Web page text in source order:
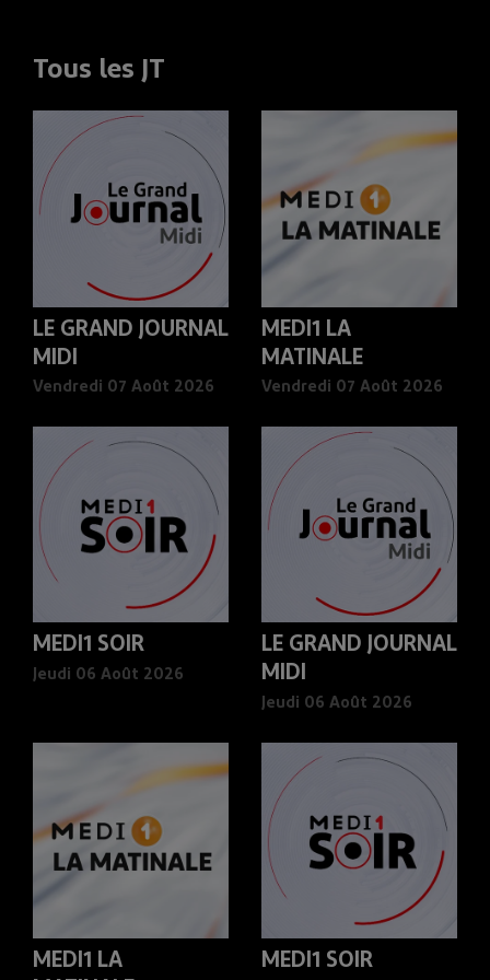
Tous les JT
LE GRAND JOURNAL
MIDI
Vendredi 07 Août 2026
MEDI1 LA
MATINALE
Vendredi 07 Août 2026
MEDI1 SOIR
Jeudi 06 Août 2026
LE GRAND JOURNAL
MIDI
Jeudi 06 Août 2026
MEDI1 LA
MEDI1 SOIR